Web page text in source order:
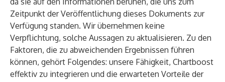
Zeitpunkt der Veröffentlichung dieses Dokuments zur
Verfügung standen. Wir übernehmen keine
Verpflichtung, solche Aussagen zu aktualisieren. Zu den
Faktoren, die zu abweichenden Ergebnissen führen
können, gehört Folgendes: unsere Fähigkeit, Chartboost
effektiv zu integrieren und die erwarteten Vorteile der